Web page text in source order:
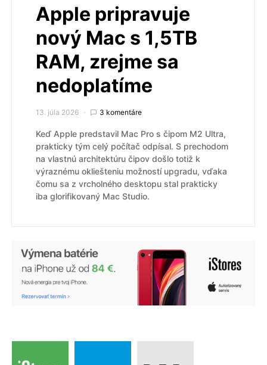
Apple pripravuje
nový Mac s 1,5TB
RAM, zrejme sa
nedoplatíme
13. júla 2026 3 komentáre
Keď Apple predstavil Mac Pro s čipom M2 Ultra,
prakticky tým celý počítač odpísal. S prechodom
na vlastnú architektúru čipov došlo totiž k
výraznému okliešteniu možností upgradu, vďaka
čomu sa z vrcholného desktopu stal prakticky
iba glorifikovaný Mac Studio.